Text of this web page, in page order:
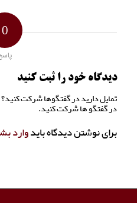
0
دیدگاه خود را ثبت کنید
تمایل دارید در گفتگوها شرکت کنید؟
در گفتگو ها شرکت کنید.
برای نوشتن دیدگاه بایدوارد